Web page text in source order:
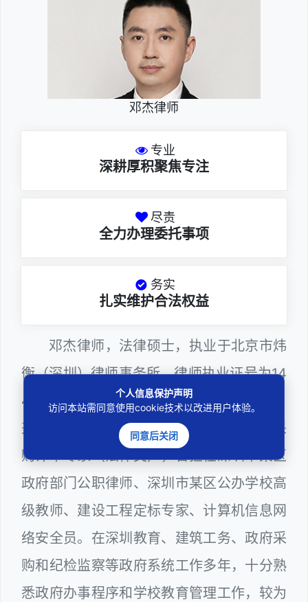
邓杰律师
专业
深耕厚积聚焦专注
尽责
全力办理委托事项
务实
扎实维护合法权益
邓杰律师，法律硕士，执业于北京市炜
衡（深圳）律师事务所，律师执业证号为14
403201810022100。邓杰律师现（或曾）
兼任深圳市人民政府听证员、深圳市政府采
购评审专家（法律类），曾担任深圳市某区
政府部门公职律师、深圳市某区公办学校高
级教师、建设工程定标专家、计算机信息网
络安全员。在深圳教育、建筑工务、政府采
购和纪检监察等政府系统工作多年，十分熟
悉政府办事程序和学校教育管理工作，较为
个人信息保护声明
访问本站需同意使用cookie技术以改进用户体验。
同意后关闭